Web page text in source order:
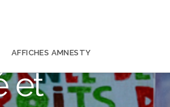
AFFICHES AMNESTY
et